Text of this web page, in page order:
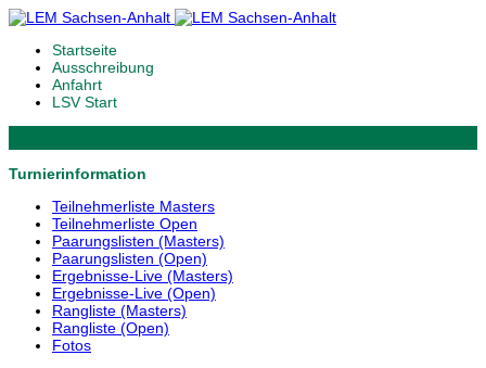
Startseite
Ausschreibung
Anfahrt
LSV Start
Turnierinformation
Teilnehmerliste Masters
Teilnehmerliste Open
Paarungslisten (Masters)
Paarungslisten (Open)
Ergebnisse-Live (Masters)
Ergebnisse-Live (Open)
Rangliste (Masters)
Rangliste (Open)
Fotos